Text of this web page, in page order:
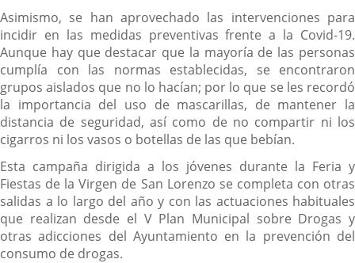
Asimismo, se han aprovechado las intervenciones para
incidir en las medidas preventivas frente a la Covid-19.
Aunque hay que destacar que la mayoría de las personas
cumplía con las normas establecidas, se encontraron
grupos aislados que no lo hacían; por lo que se les recordó
la importancia del uso de mascarillas, de mantener la
distancia de seguridad, así como de no compartir ni los
cigarros ni los vasos o botellas de las que bebían.
Esta campaña dirigida a los jóvenes durante la Feria y
Fiestas de la Virgen de San Lorenzo se completa con otras
salidas a lo largo del año y con las actuaciones habituales
que realizan desde el V Plan Municipal sobre Drogas y
otras adicciones del Ayuntamiento en la prevención del
consumo de drogas.